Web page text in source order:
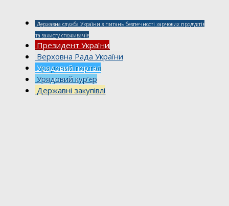
Державна служба України з питань безпечності харчових продуктів
та захисту споживачів
Президент України
Верховна Рада України
Урядовий портал
Урядовий кур’єр
Державні закупівлі